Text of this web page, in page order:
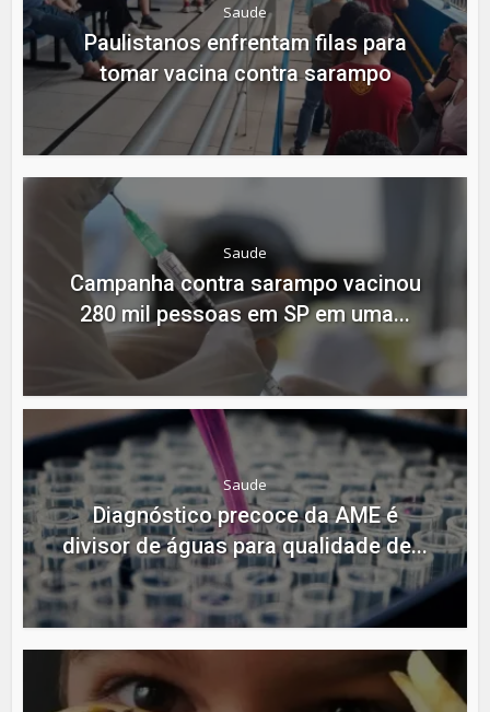
Saude
Paulistanos enfrentam filas para
tomar vacina contra sarampo
Saude
Campanha contra sarampo vacinou
280 mil pessoas em SP em uma...
Saude
Diagnóstico precoce da AME é
divisor de águas para qualidade de...